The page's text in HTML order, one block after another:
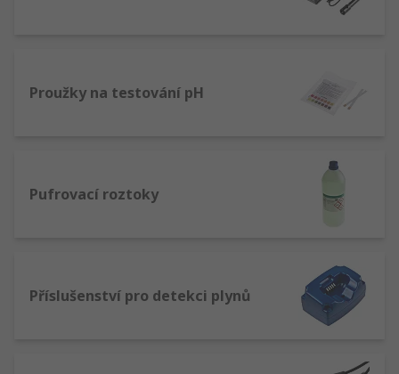
Proužky na testování pH
Pufrovací roztoky
Příslušenství pro detekci plynů